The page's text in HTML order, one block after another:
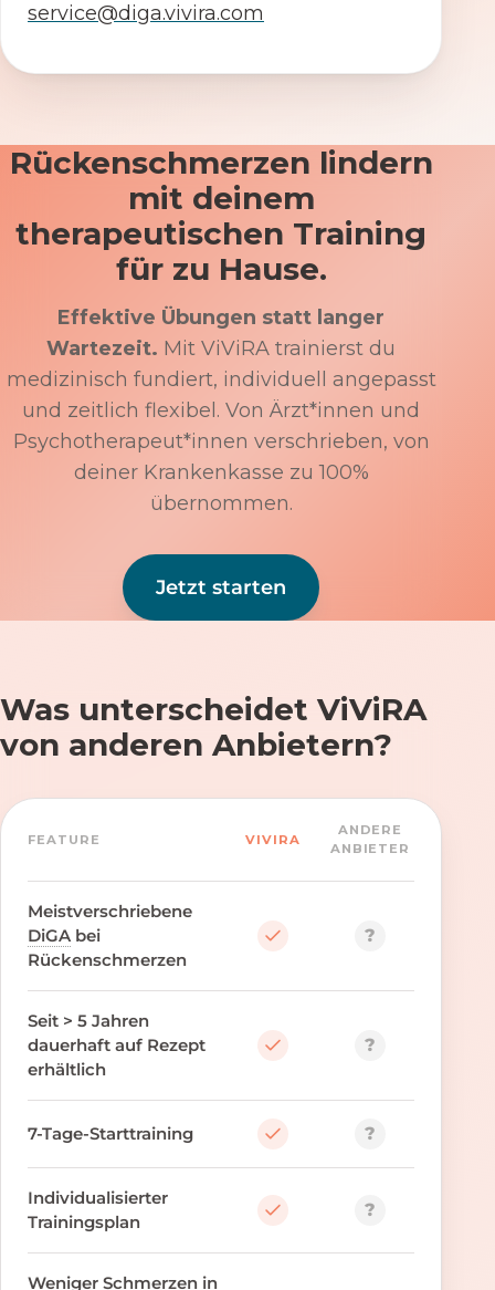
service@diga.vivira.com
Rückenschmerzen lindern
mit deinem
therapeutischen Training
für zu Hause.
Effektive Übungen statt langer
Wartezeit. Mit ViViRA trainierst du
medizinisch fundiert, individuell angepasst
und zeitlich flexibel. Von Ärzt*innen und
Psychotherapeut*innen verschrieben, von
deiner Krankenkasse zu 100%
übernommen.
Jetzt starten
Was unterscheidet ViViRA
von anderen Anbietern?
FEATURE VIVIRA
ANDERE
ANBIETER
Meistverschriebene
DiGA bei
Rückenschmerzen
?
Seit > 5 Jahren
dauerhaft auf Rezept
erhältlich
?
7-Tage-Starttraining ?
Individualisierter
Trainingsplan
?
Weniger Schmerzen in